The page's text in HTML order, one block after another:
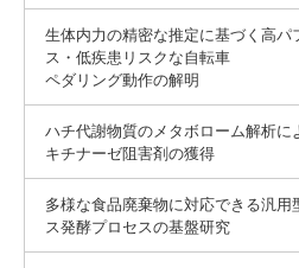
生体内力の精密な推定に基づく高パ
ス・低疾患リスクな自転車
ペダリング動作の解明
ハチ代謝物質のメタボローム解析に
キチナーゼ阻害剤の獲得
多様な食品廃棄物に対応できる汎用
ス発酵プロセスの基盤研究